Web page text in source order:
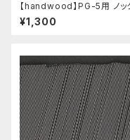
【handwood】PG-5用 ノッ
カバー (超超ジュラルミン)
¥1,300